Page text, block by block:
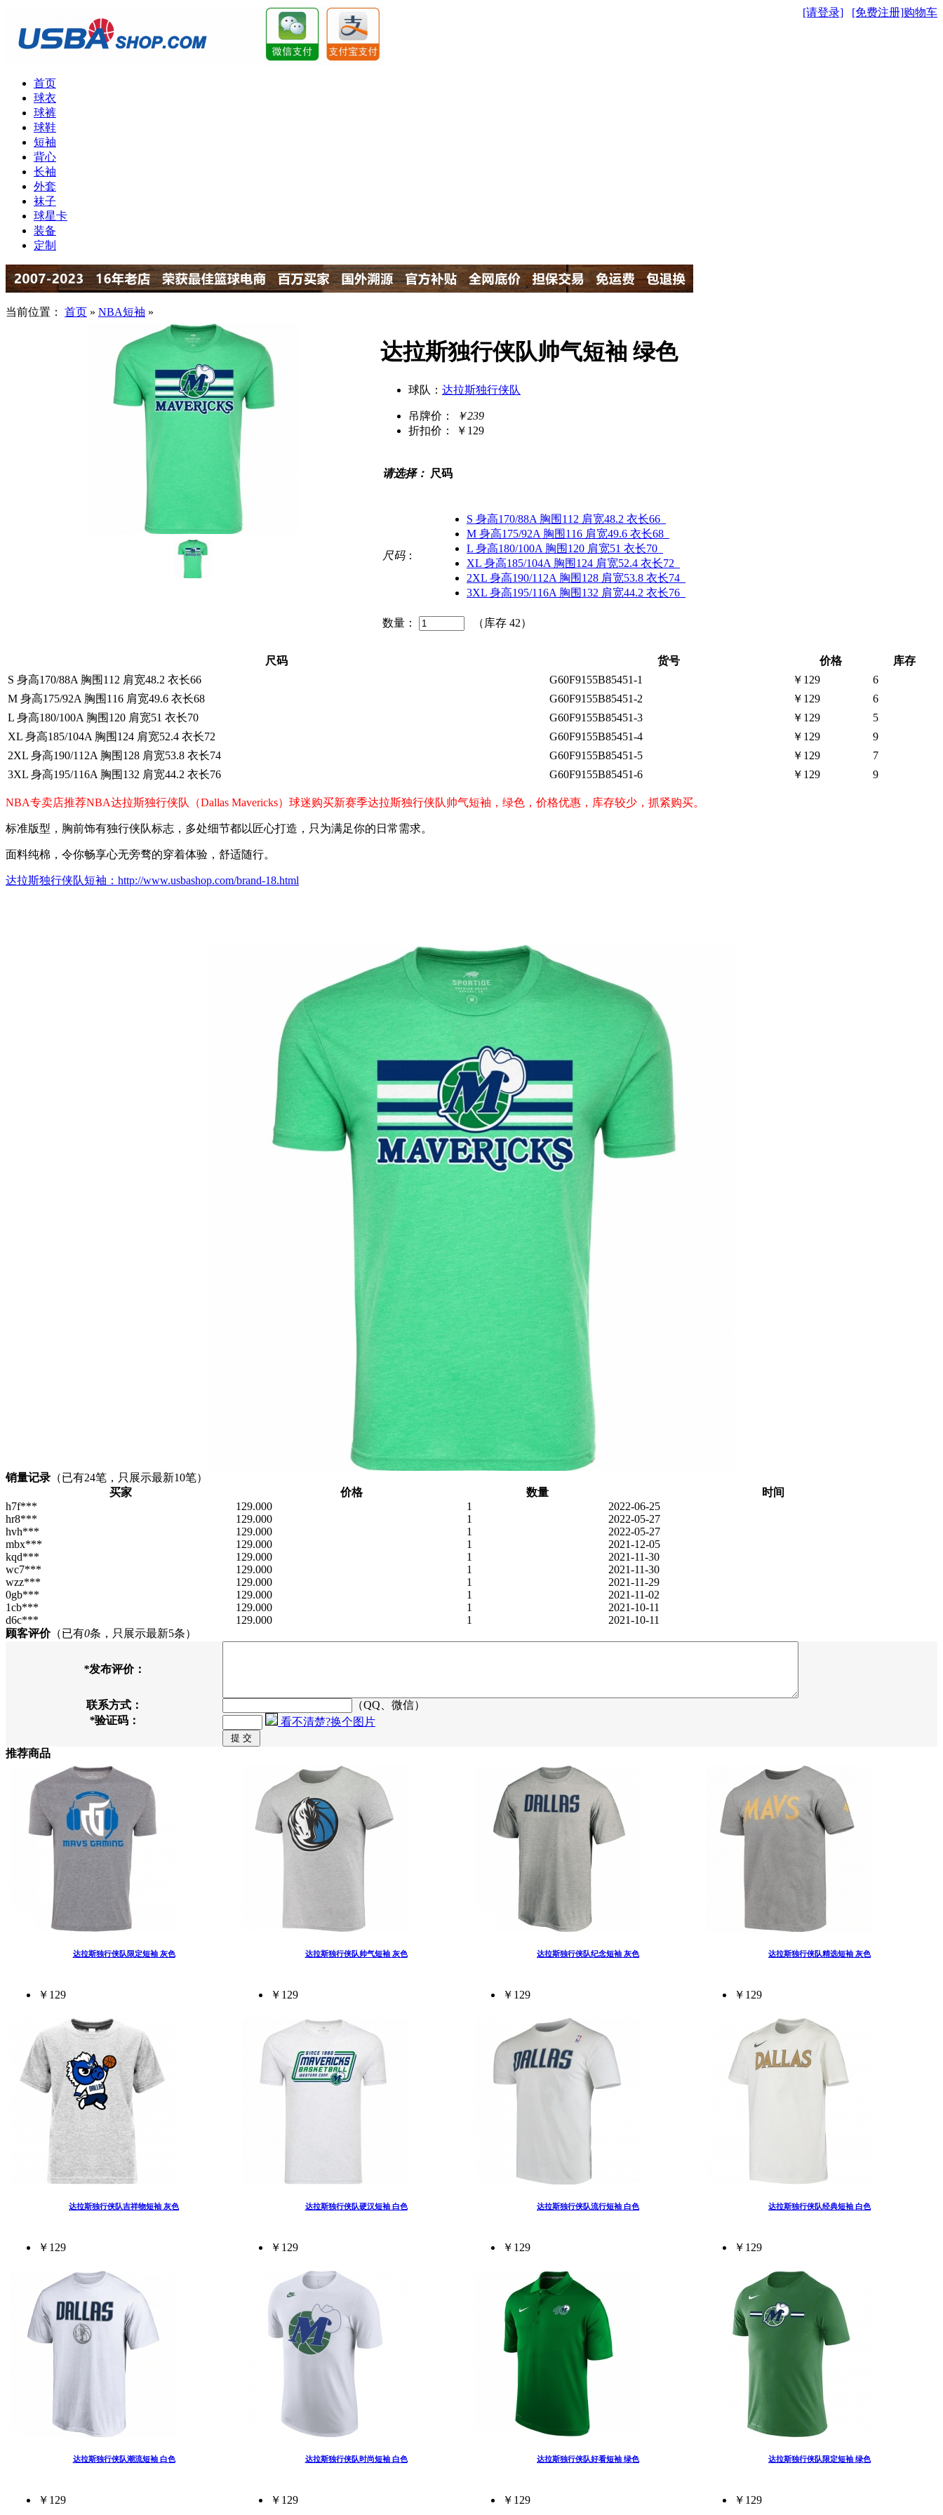
[请登录] [免费注册]购物车
首页
球衣
球裤
球鞋
短袖
背心
长袖
外套
袜子
球星卡
装备
定制
当前位置： 首页 » NBA短袖 »
达拉斯独行侠队帅气短袖 绿色
球队： 达拉斯独行侠队
吊牌价：
￥239
折扣价：
￥129
请选择： 尺码
尺码：
S 身高170/88A 胸围112 肩宽48.2 衣长66
M 身高175/92A 胸围116 肩宽49.6 衣长68
L 身高180/100A 胸围120 肩宽51 衣长70
XL 身高185/104A 胸围124 肩宽52.4 衣长72
2XL 身高190/112A 胸围128 肩宽53.8 衣长74
3XL 身高195/116A 胸围132 肩宽44.2 衣长76
数量： （库存 42）
尺码 货号 价格
库存
S 身高170/88A 胸围112 肩宽48.2 衣长66
G60F9155B85451-1 ￥129
6
M 身高175/92A 胸围116 肩宽49.6 衣长68
G60F9155B85451-2 ￥129
6
L 身高180/100A 胸围120 肩宽51 衣长70
G60F9155B85451-3 ￥129
5
XL 身高185/104A 胸围124 肩宽52.4 衣长72
G60F9155B85451-4 ￥129
9
2XL 身高190/112A 胸围128 肩宽53.8 衣长74
G60F9155B85451-5 ￥129
7
3XL 身高195/116A 胸围132 肩宽44.2 衣长76
G60F9155B85451-6 ￥129 9
NBA专卖店推荐NBA达拉斯独行侠队（Dallas Mavericks）球迷购买新赛季达拉斯独行侠队帅气短袖，绿色，价格优惠，库存较少，抓紧购买。
标准版型，胸前饰有独行侠队标志，多处细节都以匠心打造，只为满足你的日常需求。
面料纯棉，令你畅享心无旁骛的穿着体验，舒适随行。
达拉斯独行侠队短袖：http://www.usbashop.com/brand-18.html
销量记录 （已有24笔，只展示最新10笔）
买家
价格 数量
时间
h7f***
129.000 1
2022-06-25
hr8***
129.000 1
2022-05-27
hvh***
129.000 1
2022-05-27
mbx***
129.000 1
2021-12-05
kqd***
129.000 1
2021-11-30
wc7***
129.000 1
2021-11-30
wzz***
129.000 1
2021-11-29
0gb***
129.000 1
2021-11-02
1cb***
129.000 1
2021-10-11
d6c***
129.000 1
2021-10-11
顾客评价（已有0条，只展示最新5条）
*发布评价：
联系方式：
（QQ、微信）
*验证码： 看不清楚?换个图片
推荐商品
达拉斯独行侠队限定短袖 灰色
￥129
达拉斯独行侠队帅气短袖 灰色
￥129
达拉斯独行侠队纪念短袖 灰色
￥129
达拉斯独行侠队精选短袖 灰色
￥129
达拉斯独行侠队吉祥物短袖 灰色
￥129
达拉斯独行侠队硬汉短袖 白色
￥129
达拉斯独行侠队流行短袖 白色
￥129
达拉斯独行侠队经典短袖 白色
￥129
达拉斯独行侠队潮流短袖 白色
￥129
达拉斯独行侠队时尚短袖 白色
￥129
达拉斯独行侠队好看短袖 绿色
￥129
达拉斯独行侠队限定短袖 绿色
￥129